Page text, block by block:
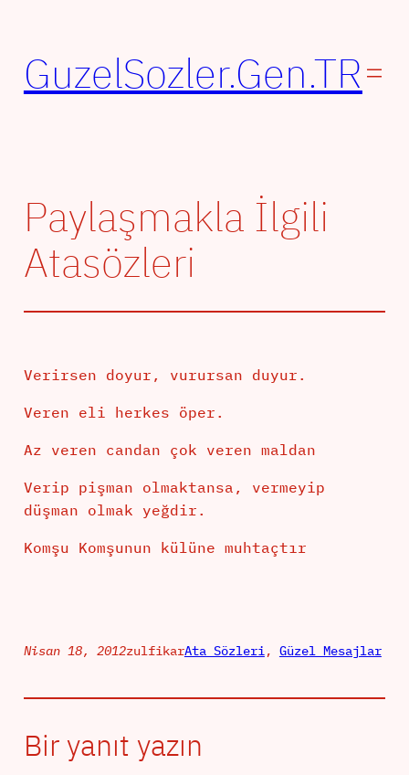
GuzelSozler.Gen.TR
Paylaşmakla İlgili
Atasözleri
Verirsen doyur, vurursan duyur.
Veren eli herkes öper.
Az veren candan çok veren maldan
Verip pişman olmaktansa, vermeyip
düşman olmak yeğdir.
Komşu Komşunun külüne muhtaçtır
Nisan 18, 2012zulfikarAta Sözleri, Güzel Mesajlar
Bir yanıt yazın